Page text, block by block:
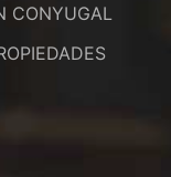
CONYUGAL